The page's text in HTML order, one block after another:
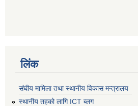
लिंक
संघीय मामिला तथा स्थानीय विकास मन्त्रालय
स्थानीय तहको लागि ICT ब्लग